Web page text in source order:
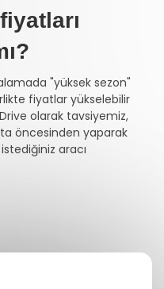
"yüksek sezon"
fiyatlar yükselebilir
olarak tavsiyemiz,
öncesinden yaparak
aracı